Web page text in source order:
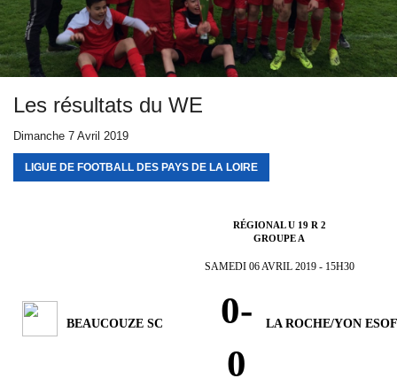
Les résultats du WE
Dimanche 7 Avril 2019
LIGUE DE FOOTBALL DES PAYS DE LA LOIRE
RÉGIONAL U 19 R 2
GROUPE A
SAMEDI 06 AVRIL 2019 - 15H30
BEAUCOUZE SC
0-
0
LA ROCHE/YON